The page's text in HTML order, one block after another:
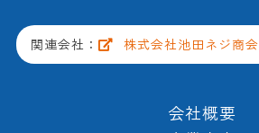
関連会社： 株式会社池田ネジ商会
会社概要